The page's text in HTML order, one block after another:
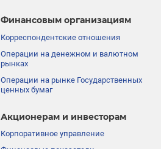
Финансовым организациям
Корреспондентские отношения
Операции на денежном и валютном
рынках
Операции на рынке Государственных
ценных бумаг
Акционерам и инвесторам
Корпоративное управление